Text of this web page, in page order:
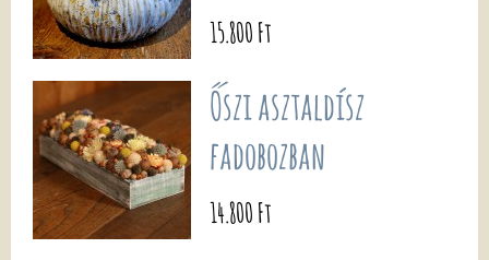
15.800 Ft
Őszi asztaldísz
fadobozban
14.800 Ft